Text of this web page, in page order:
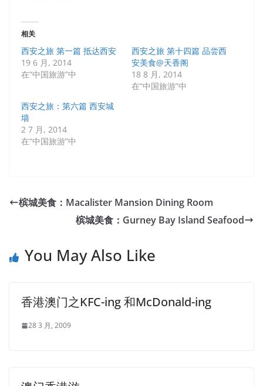
相关
西安之旅 第一篇 抵达西安
19 6 月, 2014
在“中国旅游”中
西安之旅 第十四篇 品尝西
安美食@天香阁
18 8 月, 2014
在“中国旅游”中
西安之旅：第六篇 西安城
墙
2 7 月, 2014
在“中国旅游”中
槟城美食：Macalister Mansion Dining Room
槟城美食：Gurney Bay Island Seafood
You May Also Like
香港澳门之KFC-ing 和McDonald-ing
28 3 月, 2009